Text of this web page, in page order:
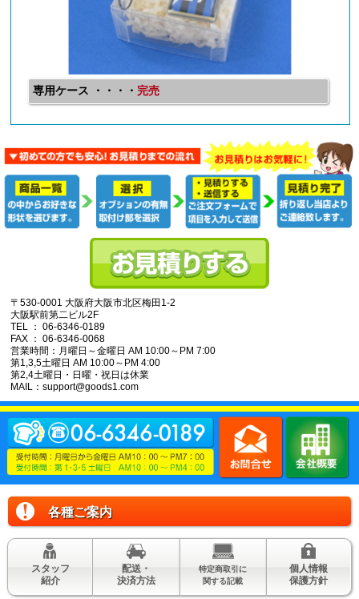
専用ケース ・・・・ 完売
〒530-0001 大阪府大阪市北区梅田1-2
大阪駅前第二ビル2F
TEL ： 06-6346-0189
FAX ： 06-6346-0068
営業時間：月曜日～金曜日 AM 10:00～PM 7:00
第1,3,5土曜日 AM 10:00～PM 4:00
第2,4土曜日・日曜・祝日は休業
MAIL：support@goods1.com
各種ご案内
スタッフ
紹介
配送・
決済方法
特定商取引に
関する記載
個人情報
保護方針